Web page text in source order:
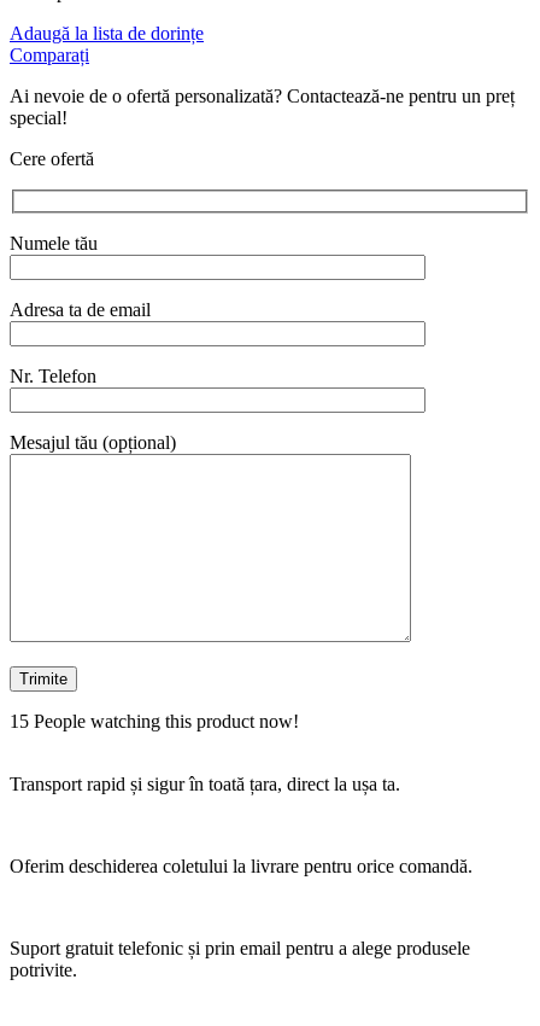
Adaugă la lista de dorințe
Comparați
Ai nevoie de o ofertă personalizată? Contactează-ne pentru un preț
special!
Cere ofertă
Numele tău
Adresa ta de email
Nr. Telefon
Mesajul tău (opțional)
15 People watching this product now!
Transport rapid și sigur în toată țara, direct la ușa ta.
Oferim deschiderea coletului la livrare pentru orice comandă.
Suport gratuit telefonic și prin email pentru a alege produsele
potrivite.